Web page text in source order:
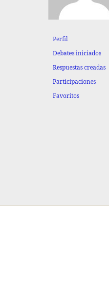
Perfil
Debates iniciados
Respuestas creadas
Participaciones
Favoritos